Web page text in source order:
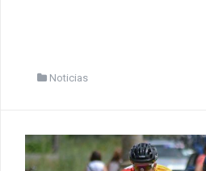
Noticias